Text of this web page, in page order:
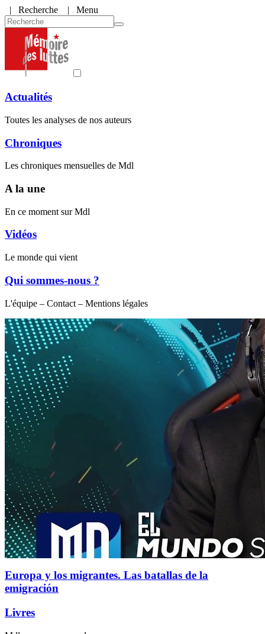
| Recherche | Menu
Actualités
Toutes les analyses de nos auteurs
Chroniques
Les chroniques mensuelles de Mdl
A la une
En ce moment sur Mdl
Vidéos
Le monde qui vient
Qui sommes-nous ?
L'équipe – Contact – Mentions légales
Europa y los migrantes. Las batallas de la
emigración
Livres